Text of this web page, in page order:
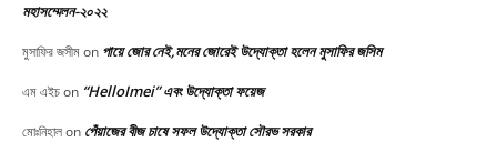
মহাসম্মেলন-২০২২
মুসাফির জসীমon পায়ে জোর নেই,মনের জোরেই উদ্যোক্তা হলেন মুসাফির জসিম
এম এইচon “HelloImei” এবং উদ্যোক্তা ফয়েজ
মোঃনিহালon পেঁয়াজের বীজ চাষে সফল উদ্যোক্তা সৌরভ সরকার